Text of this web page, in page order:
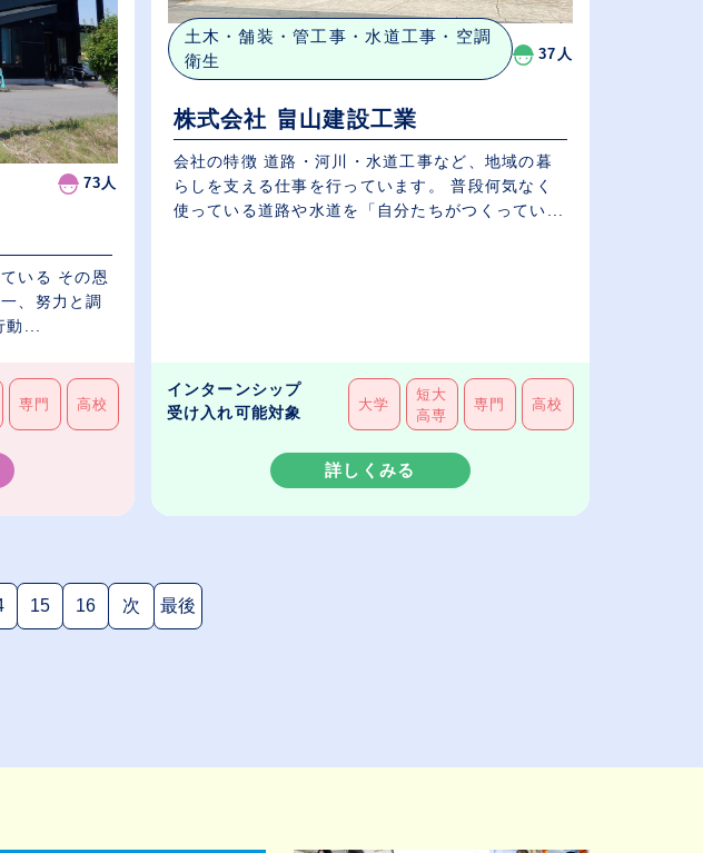
73人
いる その恩
、努力と調
...
専門 高校
土木・舗装・管工事・水道工事・空調
衛生
37人
株式会社 畠山建設工業
会社の特徴 道路・河川・水道工事など、地域の暮
らしを支える仕事を行っています。 普段何気なく
使っている道路や水道を「自分たちがつくってい...
インターンシップ
受け入れ可能対象
大学
短大
高専
専門 高校
詳しくみる
ージ)
15 16 次 最後